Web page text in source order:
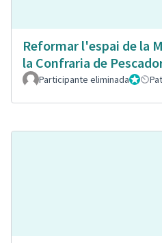
Reformar l'espai de la
la Confraria de
Participante eliminada